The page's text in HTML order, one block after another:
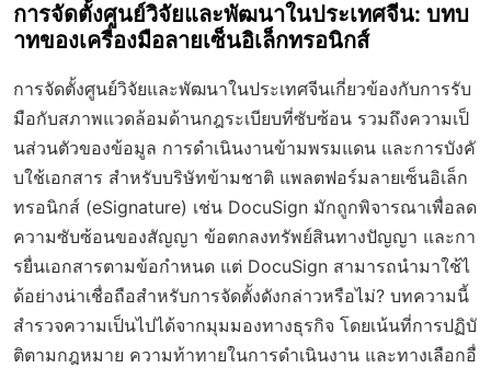
การจัดตั้งศูนย์วิจัยและพัฒนาในประเทศจีน: บทบ
าทของเครื่องมือลายเซ็นอิเล็กทรอนิกส์
การจัดตั้งศูนย์วิจัยและพัฒนาในประเทศจีนเกี่ยวข้องกับการรับ
มือกับสภาพแวดล้อมด้านกฎระเบียบที่ซับซ้อน รวมถึงความเป็
นส่วนตัวของข้อมูล การดำเนินงานข้ามพรมแดน และการบังคั
บใช้เอกสาร สำหรับบริษัทข้ามชาติ แพลตฟอร์มลายเซ็นอิเล็ก
ทรอนิกส์ (eSignature) เช่น DocuSign มักถูกพิจารณาเพื่อลด
ความซับซ้อนของสัญญา ข้อตกลงทรัพย์สินทางปัญญา และกา
รยื่นเอกสารตามข้อกำหนด แต่ DocuSign สามารถนำมาใช้ไ
ด้อย่างน่าเชื่อถือสำหรับการจัดตั้งดังกล่าวหรือไม่? บทความนี้
สำรวจความเป็นไปได้จากมุมมองทางธุรกิจ โดยเน้นที่การปฏิบั
ติตามกฎหมาย ความท้าทายในการดำเนินงาน และทางเลือกอื่